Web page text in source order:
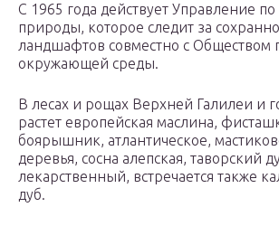
С 1965 года действует Управление
природы, которое следит за
ландшафтов совместно с Обществом
окружающей среды.
В лесах и рощах Верхней Галилеи и
растет европейская маслина,
боярышник, атлантическое,
деревья, сосна алепская, таворский
лекарственный, встречается также
дуб.